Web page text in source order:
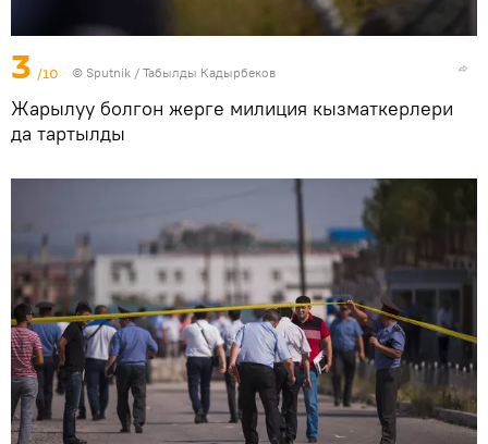
3 /10 © Sputnik / Табылды Кадырбеков
Жарылуу болгон жерге милиция кызматкерлери
да тартылды